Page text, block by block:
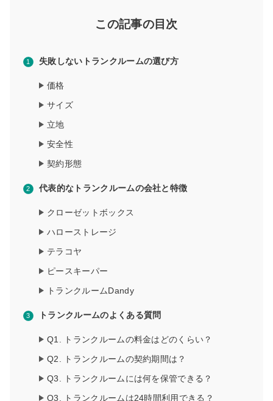
この記事の目次
失敗しないトランクルームの選び方
価格
サイズ
立地
安全性
契約形態
代表的なトランクルームの会社と特徴
クローゼットボックス
ハローストレージ
テラコヤ
ピースキーパー
トランクルームDandy
トランクルームのよくある質問
Q1. トランクルームの料金はどのくらい？
Q2. トランクルームの契約期間は？
Q3. トランクルームには何を保管できる？
Q3. トランクルームは24時間利用できる？